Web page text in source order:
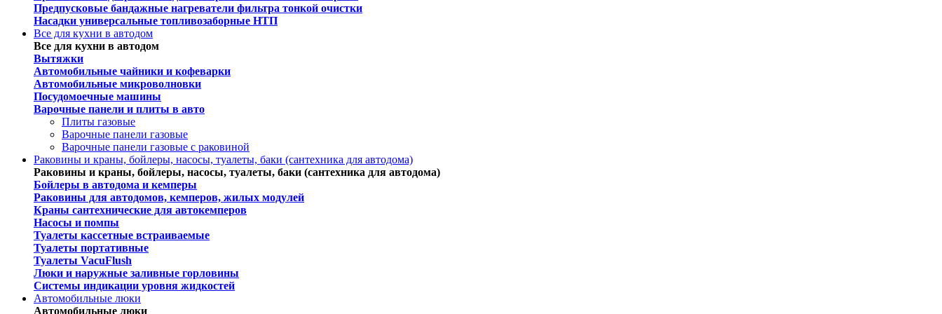
Предпусковые бандажные нагреватели фильтра тонкой очистки
Насадки универсальные топливозаборные НТП
Все для кухни в автодом
Все для кухни в автодом
Вытяжки
Автомобильные чайники и кофеварки
Автомобильные микроволновки
Посудомоечные машины
Варочные панели и плиты в авто
Плиты газовые
Варочные панели газовые
Варочные панели газовые c раковиной
Раковины и краны, бойлеры, насосы, туалеты, баки (сантехника для автодома)
Раковины и краны, бойлеры, насосы, туалеты, баки (сантехника для автодома)
Бойлеры в автодома и кемперы
Раковины для автодомов, кемперов, жилых модулей
Краны сантехнические для автокемперов
Насосы и помпы
Туалеты кассетные встраиваемые
Туалеты портативные
Туалеты VacuFlush
Люки и наружные заливные горловины
Системы индикации уровня жидкостей
Автомобильные люки
Автомобильные люки